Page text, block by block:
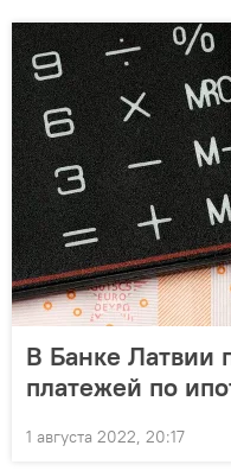
В Банке Латвии
платежей по
1 августа 2022, 20:17